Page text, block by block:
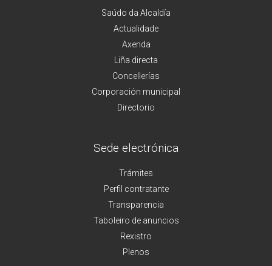
Saúdo da Alcaldía
Actualidade
Axenda
Liña directa
Concellerías
Corporación municipal
Directorio
Sede electrónica
Trámites
Perfil contratante
Transparencia
Taboleiro de anuncios
Rexistro
Plenos